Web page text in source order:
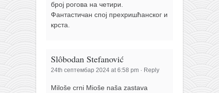
број рогова на четири.
Фантастичан спој прехришћанског и
крста.
Slôbodan Stefanović
24th септембар 2024 at 6:58 pm · Reply
Miloše crni Mioše naša zastava